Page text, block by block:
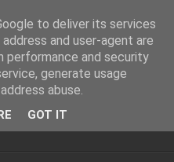
to deliver its services
and user-agent are
performance and security
generate usage
abuse.
GOT IT